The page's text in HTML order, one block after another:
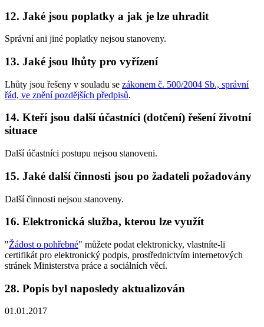
12. Jaké jsou poplatky a jak je lze uhradit
Správní ani jiné poplatky nejsou stanoveny.
13. Jaké jsou lhůty pro vyřízení
Lhůty jsou řešeny v souladu se zákonem č. 500/2004 Sb., správní
řád, ve znění pozdějších předpisů.
14. Kteří jsou další účastníci (dotčení) řešení životní
situace
Další účastníci postupu nejsou stanoveni.
15. Jaké další činnosti jsou po žadateli požadovány
Další činnosti nejsou stanoveny.
16. Elektronická služba, kterou lze využít
"Žádost o pohřebné" můžete podat elektronicky, vlastníte-li
certifikát pro elektronický podpis, prostřednictvím internetových
stránek Ministerstva práce a sociálních věcí.
28. Popis byl naposledy aktualizován
01.01.2017